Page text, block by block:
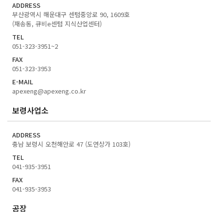
ADDRESS
부산광역시 해운대구 센텀중앙로 90, 1609호
(재송동, 큐비e센텀 지식산업센터)
TEL
051-323-3951~2
FAX
051-323-3953
E-MAIL
apexeng@apexeng.co.kr
보령사업소
ADDRESS
충남 보령시 오천해안로 47 (도연상가 103호)
TEL
041-935-3951
FAX
041-935-3953
공장